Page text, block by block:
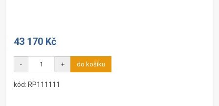
43 170 Kč
- + do košíku
kód: RP111111